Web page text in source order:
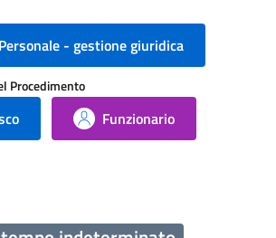
Personale - gestione giuridica
Procedimento
Funzionario